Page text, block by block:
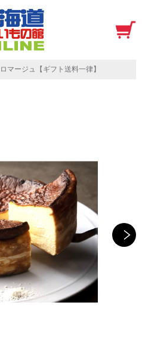
マージュ【ギフト送料一律】